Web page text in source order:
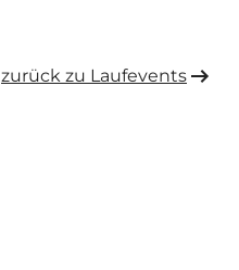
zurück zu Laufevents